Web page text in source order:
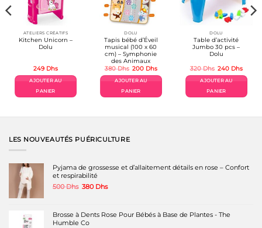
ATELIERS CRÉATIFS
Kitchen Unicorn –
Dolu
249 Dhs
AJOUTER AU
PANIER
DOLU
Tapis bébé d’Éveil
musical (100 x 60
cm) – Symphonie
des Animaux
380Dhs Le
initial
était :
380 Dhs.
200 DhsLe
actuel
AJOUTER AU
PANIER
DOLU
Table d’activité
Jumbo 30 pcs –
Dolu
320Dhs Le
initial
était :
320 Dhs.
240 DhsLe
actuel
AJOUTER AU
PANIER
LES NOUVEAUTÉS PUÉRICULTURE
Pyjama de grossesse et d’allaitement détails en rose – Confort
et respirabilité
500Dhs Le
500 Dhs.
380 DhsLe
380 Dhs.
Brosse à Dents Rose Pour Bébés à Base de Plantes - The
Humble Co